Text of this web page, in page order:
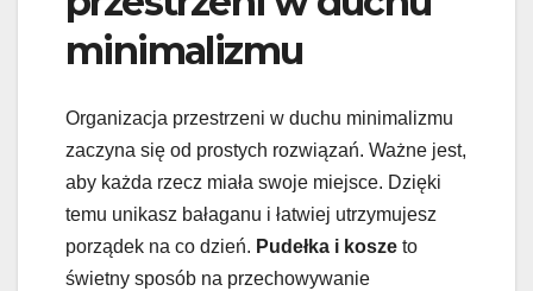
minimalizmu
Organizacja przestrzeni w duchu minimalizmu
zaczyna się od prostych rozwiązań. Ważne jest,
aby każda rzecz miała swoje miejsce. Dzięki
temu unikasz bałaganu i łatwiej utrzymujesz
porządek na co dzień. Pudełka i kosze to
świetny sposób na przechowywanie